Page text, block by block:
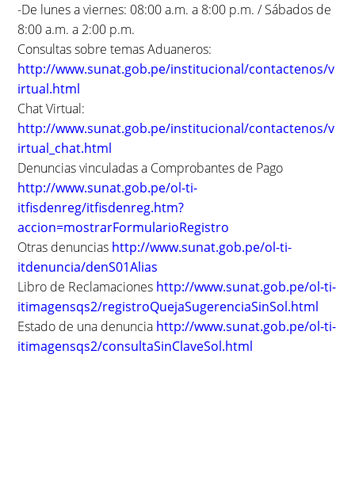
-De lunes a viernes: 08:00 a.m. a 8:00 p.m. / Sábados de
8:00 a.m. a 2:00 p.m.
Consultas sobre temas Aduaneros:
http://www.sunat.gob.pe/institucional/contactenos/v
irtual.html
Chat Virtual:
http://www.sunat.gob.pe/institucional/contactenos/v
irtual_chat.html
Denuncias vinculadas a Comprobantes de Pago
http://www.sunat.gob.pe/ol-ti-
itfisdenreg/itfisdenreg.htm?
accion=mostrarFormularioRegistro
Otras denuncias http://www.sunat.gob.pe/ol-ti-
itdenuncia/denS01Alias
Libro de Reclamaciones http://www.sunat.gob.pe/ol-ti-
itimagensqs2/registroQuejaSugerenciaSinSol.html
Estado de una denuncia http://www.sunat.gob.pe/ol-ti-
itimagensqs2/consultaSinClaveSol.html